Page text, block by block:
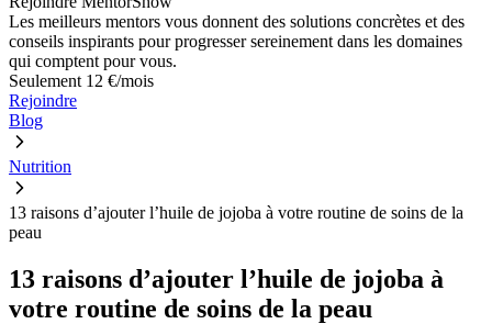
Les meilleurs mentors vous donnent des solutions concrètes et des
conseils inspirants pour progresser sereinement dans les domaines
qui comptent pour vous.
Seulement 12 €/mois
Rejoindre
Blog
Nutrition
13 raisons d’ajouter l’huile de jojoba à votre routine de soins de la
peau
13 raisons d’ajouter l’huile de jojoba à
votre routine de soins de la peau